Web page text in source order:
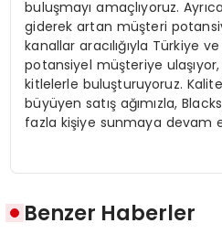
buluşmayı amaçlıyoruz.
giderek artan müşteri
kanallar aracılığıyla Türkiye
potansiyel müşteriye
kitlelerle buluşturuyoruz.
büyüyen satış ağımızla,
fazla kişiye sunmaya devam
Benzer Haberler